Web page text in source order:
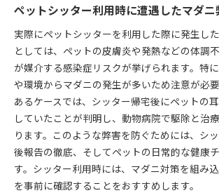
ペットシッター利用時に遭遇したマダニ
実際にペットシッターを利用した際に発生し
としては、ペットの皮膚炎や発熱などの体調
が媒介する感染症リスクが挙げられます。特
や環境からマダニの発生が多いため注意が必要
あるケースでは、シッター帰宅後にペットの
していたことが判明し、動物病院で駆除と治
ります。このような弊害を防ぐためには、シ
後報告の徹底、そしてペットの日常的な健康
す。シッター利用時には、マダニ対策を組み
を事前に確認することをおすすめします。